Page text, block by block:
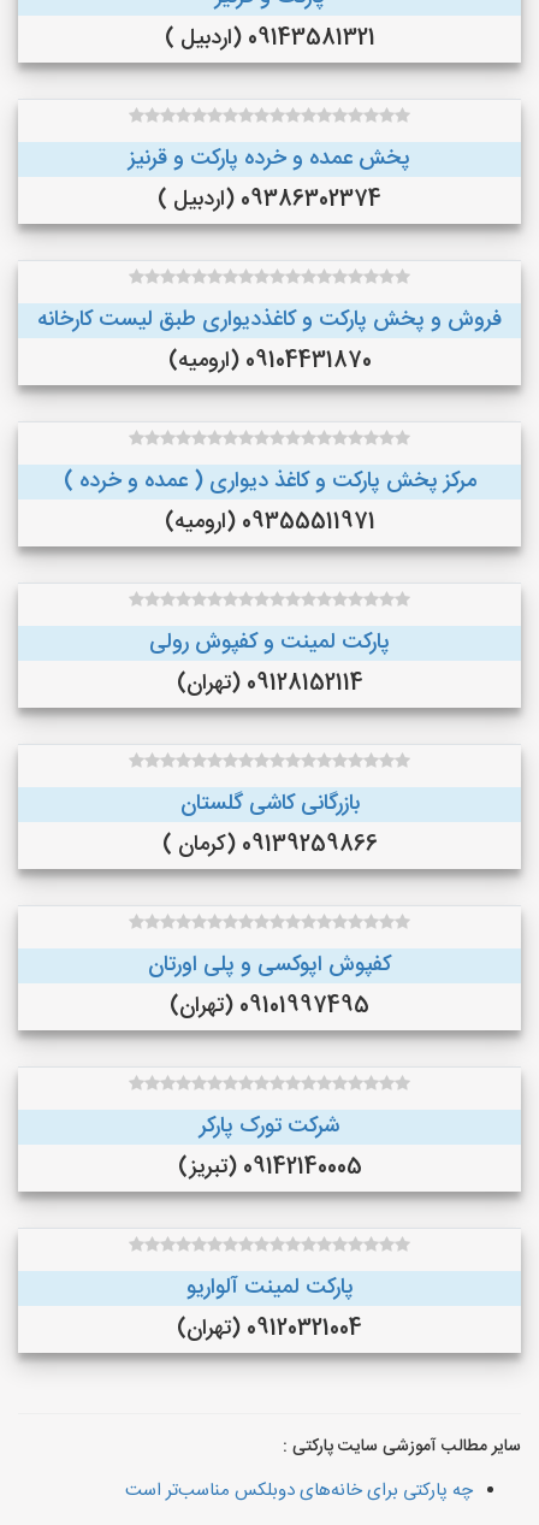
09143581321 (اردبیل )
پخش عمده و خرده پارکت و قرنیز
09386302374 (اردبیل )
فروش و پخش پارکت و کاغذدیواری طبق لیست کارخانه
09104431870 (ارومیه)
مرکز پخش پارکت و کاغذ دیواری ( عمده و خرده )
09355511971 (ارومیه)
پارکت لمینت و کفپوش رولی
09128152114 (تهران)
بازرگانی کاشی گلستان
09139259866 (کرمان )
کفپوش اپوکسی و پلی اورتان
09101997495 (تهران)
شرکت تورک پارکر
09142140005 (تبریز)
پارکت لمینت آلواریو
09120321004 (تهران)
سایر مطالب آموزشی سایت پارکتی :
چه پارکتی برای خانه‌های دوبلکس مناسب‌تر است